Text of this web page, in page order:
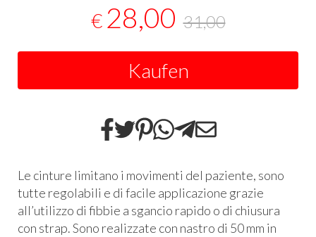
€ 28,00 31,00
Kaufen
Le cinture limitano i movimenti del paziente, sono
tutte regolabili e di facile applicazione grazie
all’utilizzo di fibbie a sgancio rapido o di chiusura
con strap. Sono realizzate con nastro di 50 mm in